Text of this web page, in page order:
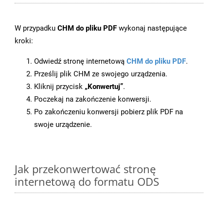
W przypadku CHM do pliku PDF wykonaj następujące
kroki:
Odwiedź stronę internetową CHM do pliku PDF.
Prześlij plik CHM ze swojego urządzenia.
Kliknij przycisk „Konwertuj”.
Poczekaj na zakończenie konwersji.
Po zakończeniu konwersji pobierz plik PDF na
swoje urządzenie.
Jak przekonwertować stronę
internetową do formatu ODS